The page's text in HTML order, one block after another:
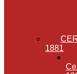
1881